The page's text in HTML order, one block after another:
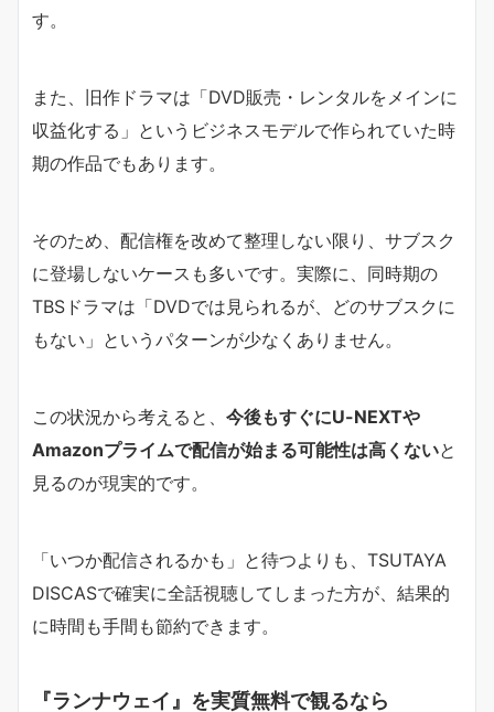
す。
また、旧作ドラマは「DVD販売・レンタルをメインに
収益化する」というビジネスモデルで作られていた時
期の作品でもあります。
そのため、配信権を改めて整理しない限り、サブスク
に登場しないケースも多いです。実際に、同時期の
TBSドラマは「DVDでは見られるが、どのサブスクに
もない」というパターンが少なくありません。
この状況から考えると、 今後もすぐにU-NEXTや
Amazonプライムで配信が始まる可能性は高くないと
見るのが現実的です。
「いつか配信されるかも」と待つよりも、TSUTAYA
DISCASで確実に全話視聴してしまった方が、結果的
に時間も手間も節約できます。
『ランナウェイ』を実質無料で観るなら